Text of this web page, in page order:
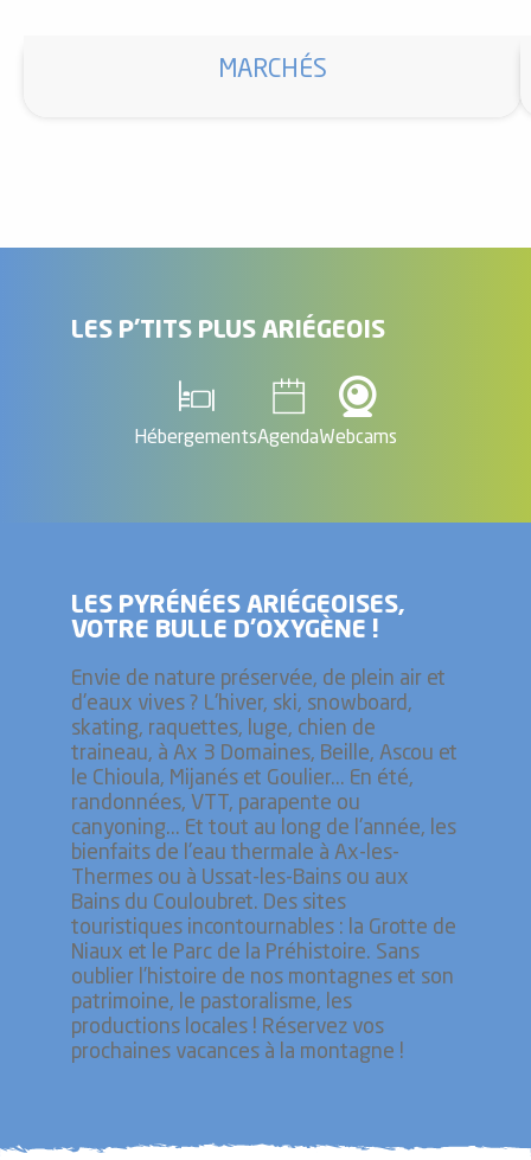
MARCHÉS
LES P'TITS PLUS ARIÉGEOIS
HébergementsAgendaWebcams
LES PYRÉNÉES ARIÉGEOISES,
VOTRE BULLE D’OXYGÈNE !
Envie de nature préservée, de plein air et
d'eaux vives ? L'hiver, ski, snowboard,
skating, raquettes, luge, chien de
traineau, à Ax 3 Domaines, Beille, Ascou et
le Chioula, Mijanés et Goulier... En été,
randonnées, VTT, parapente ou
canyoning... Et tout au long de l'année, les
bienfaits de l'eau thermale à Ax-les-
Thermes ou à Ussat-les-Bains ou aux
Bains du Couloubret. Des sites
touristiques incontournables : la Grotte de
Niaux et le Parc de la Préhistoire. Sans
oublier l’histoire de nos montagnes et son
patrimoine, le pastoralisme, les
productions locales ! Réservez vos
prochaines vacances à la montagne !